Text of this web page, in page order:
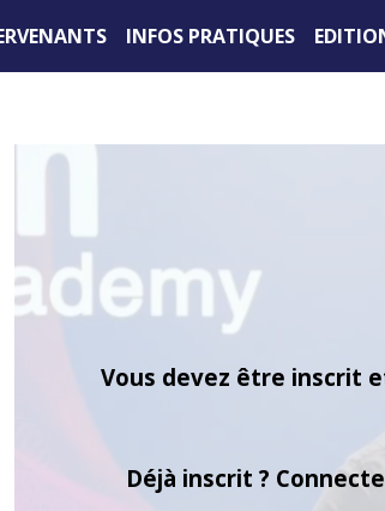
INFOS PRATIQUES
Vous devez être inscrit
Déjà inscrit ?